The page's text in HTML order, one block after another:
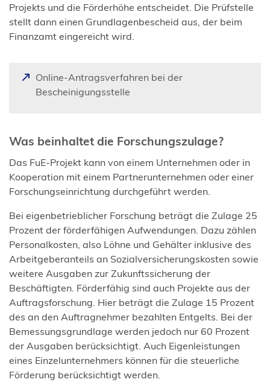
Projekts und die Förderhöhe entscheidet. Die Prüfstelle
stellt dann einen Grundlagenbescheid aus, der beim
Finanzamt eingereicht wird.
Online-Antragsverfahren bei der
Bescheinigungsstelle
f
n
e
t
i
e
i
n
e
m
n
e
u
e
n
T
a
Was beinhaltet die Forschungszulage?
Das FuE-Projekt kann von einem Unternehmen oder in
Kooperation mit einem Partnerunternehmen oder einer
Forschungseinrichtung durchgeführt werden.
Bei eigenbetrieblicher Forschung beträgt die Zulage 25
Prozent der förderfähigen Aufwendungen. Dazu zählen
Personalkosten, also Löhne und Gehälter inklusive des
Arbeitgeberanteils an Sozialversicherungskosten sowie
weitere Ausgaben zur Zukunftssicherung der
Beschäftigten. Förderfähig sind auch Projekte aus der
Auftragsforschung. Hier beträgt die Zulage 15 Prozent
des an den Auftragnehmer bezahlten Entgelts. Bei der
Bemessungsgrundlage werden jedoch nur 60 Prozent
der Ausgaben berücksichtigt. Auch Eigenleistungen
eines Einzelunternehmers können für die steuerliche
Förderung berücksichtigt werden.